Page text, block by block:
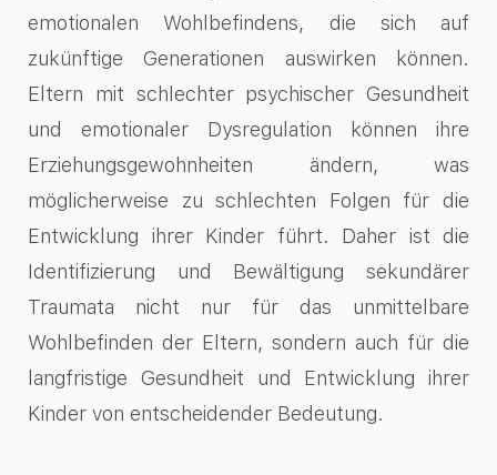
emotionalen Wohlbefindens, die sich auf
zukünftige Generationen auswirken können.
Eltern mit schlechter psychischer Gesundheit
und emotionaler Dysregulation können ihre
Erziehungsgewohnheiten ändern, was
möglicherweise zu schlechten Folgen für die
Entwicklung ihrer Kinder führt. Daher ist die
Identifizierung und Bewältigung sekundärer
Traumata nicht nur für das unmittelbare
Wohlbefinden der Eltern, sondern auch für die
langfristige Gesundheit und Entwicklung ihrer
Kinder von entscheidender Bedeutung.